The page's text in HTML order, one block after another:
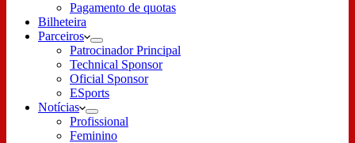
Pagamento de quotas
Bilheteira
Parceiros
Patrocinador Principal
Technical Sponsor
Oficial Sponsor
ESports
Notícias
Profissional
Feminino